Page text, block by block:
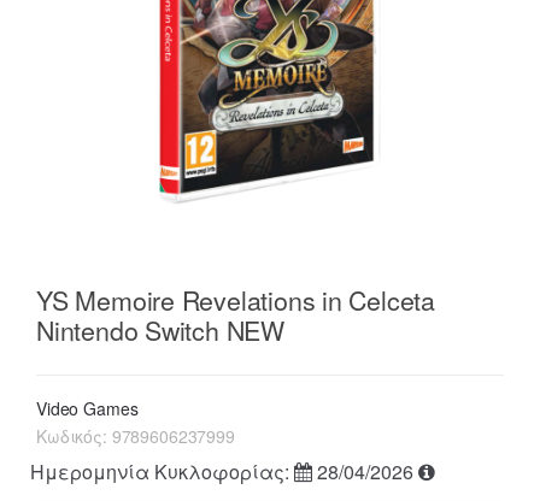
YS Memoire Revelations in Celceta
Nintendo Switch NEW
Video Games
Κωδικός: 9789606237999
Ημερομηνία Κυκλοφορίας: 28/04/2026